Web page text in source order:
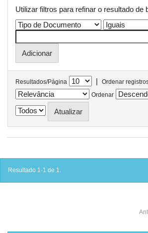
Utilizar filtros para refinar o resultado de
Resultados/Página |
Ordenar
Ordenar
Resultado 1-1 de 1.